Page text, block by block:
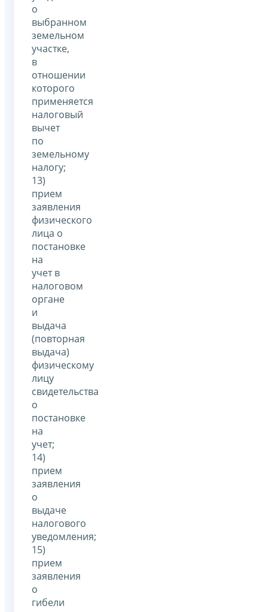
о
выбранном
земельном
участке,
в
отношении
которого
применяется
налоговый
вычет
по
земельному
налогу;
13)
прием
заявления
физического
лица о
постановке
на
учет в
налоговом
органе
и
выдача
(повторная
выдача)
физическому
лицу
свидетельства
о
постановке
на
учет;
14)
прием
заявления
о
выдаче
налогового
уведомления;
15)
прием
заявления
о
гибели